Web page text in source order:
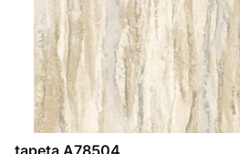
tapeta A78504